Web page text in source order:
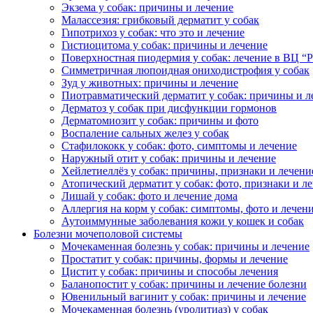
Экзема у собак: причины и лечение
Малассезия: грибковый дерматит у собак
Гипотрихоз у собак: что это и лечение
Гистиоцитома у собак: причины и лечение
Поверхностная пиодермия у собак: лечение в ВЦ
Симметричная люпоидная ониходистрофия у собак
Зуд у животных: причины и лечение
Пиотравматический дерматит у собак: причины и
Дерматоз у собак при дисфункции гормонов
Дерматомиозит у собак: причины и фото
Воспаление сальных желез у собак
Стафилококк у собак: фото, симптомы и лечение
Наружный отит у собак: причины и лечение
Хейлетиеллёз у собак: причины, признаки и
Атопический дерматит у собак: фото, признаки и
Лишай у собак: фото и лечение дома
Аллергия на корм у собак: симптомы, фото и
Аутоиммунные заболевания кожи у кошек и собак
Болезни мочеполовой системы
Мочекаменная болезнь у собак: причины и лечение
Простатит у собак: причины, формы и лечение
Цистит у собак: причины и способы лечения
Баланопостит у собак: причины и лечение болезни
Ювенильный вагинит у собак: причины и лечение
Мочекаменная болезнь (уролитиаз) у собак